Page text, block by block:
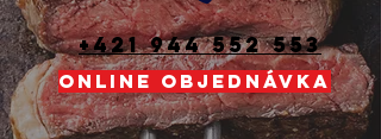
ONLINE OBJEDNÁVKA
+421 944 552 553